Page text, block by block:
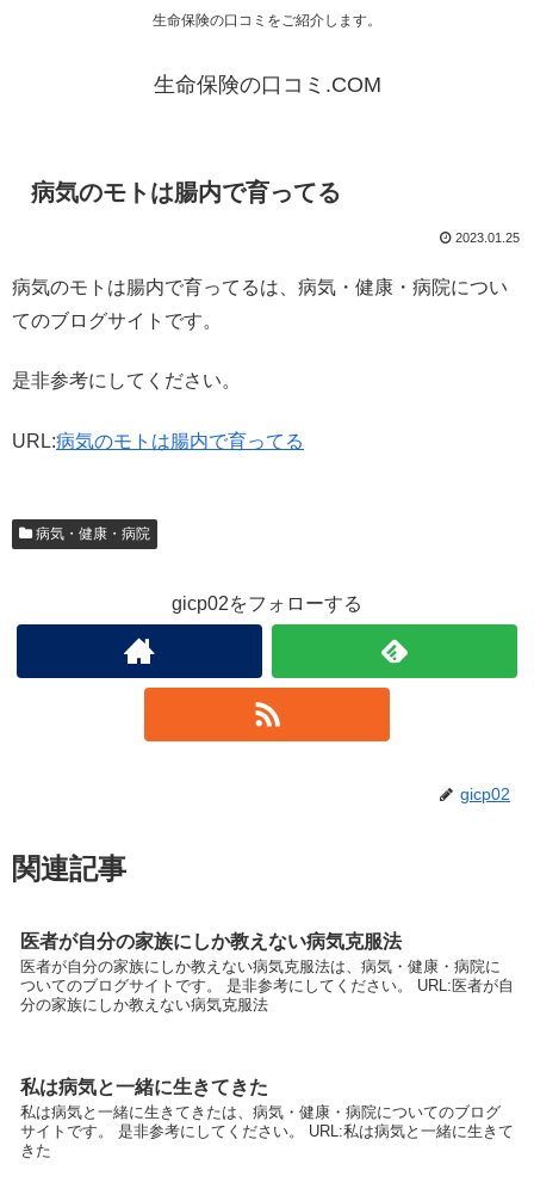
生命保険の口コミをご紹介します。
生命保険の口コミ.COM
病気のモトは腸内で育ってる
2023.01.25
病気のモトは腸内で育ってるは、病気・健康・病院につい
てのブログサイトです。
是非参考にしてください。
URL:病気のモトは腸内で育ってる
病気・健康・病院
gicp02をフォローする
gicp02
関連記事
医者が自分の家族にしか教えない病気克服法
医者が自分の家族にしか教えない病気克服法は、病気・健康・病院に
ついてのブログサイトです。 是非参考にしてください。 URL:医者が自
分の家族にしか教えない病気克服法
私は病気と一緒に生きてきた
私は病気と一緒に生きてきたは、病気・健康・病院についてのブログ
サイトです。 是非参考にしてください。 URL:私は病気と一緒に生きて
きた